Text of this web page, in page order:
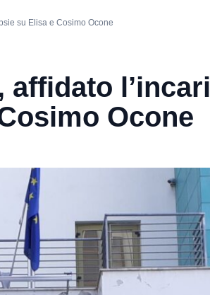
su Elisa e Cosimo Ocone
Ocone